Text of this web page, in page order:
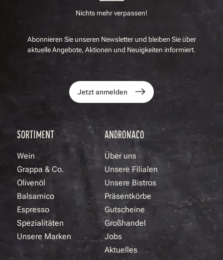
Nichts mehr verpassen!
Abonnieren Sie unseren Newsletter und bleiben Sie über
aktuelle Angebote, Aktionen und Neuigkeiten informiert.
Jetzt anmelden
SORTIMENT
Wein
Grappa & Co.
Olivenöl
Balsamico
Espresso
Spezialitäten
Unsere Marken
ANDRONACO
Über uns
Unsere Filialen
Unsere Bistros
Präsentkörbe
Gutscheine
Großhandel
Jobs
Aktuelles